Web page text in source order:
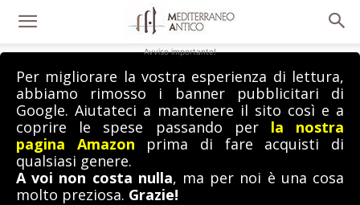
Avviso importante!
Per migliorare la vostra esperienza di lettura,
abbiamo rimosso i banner pubblicitari di
Google. Aiutateci a mantenere il sito così e a
coprire le spese passando per la nostra
pagina Amazon prima di fare acquisti di
qualsiasi genere.
A voi non costa nulla, ma per noi è una cosa
molto preziosa. Grazie!